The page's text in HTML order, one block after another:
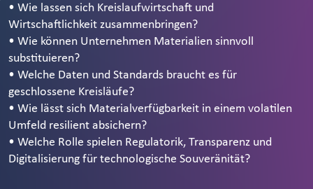
• Wie lassen sich Kreislaufwirtschaft und
Wirtschaftlichkeit zusammenbringen?
• Wie können Unternehmen Materialien sinnvoll
substituieren?
• Welche Daten und Standards braucht es für
geschlossene Kreisläufe?
• Wie lässt sich Materialverfügbarkeit in einem volatilen
Umfeld resilient absichern?
• Welche Rolle spielen Regulatorik, Transparenz und
Digitalisierung für technologische Souveränität?